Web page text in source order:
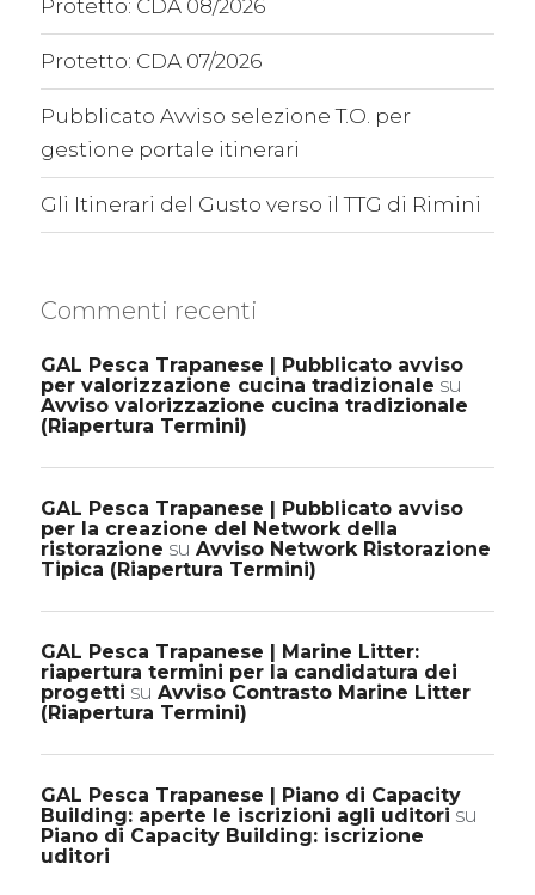
Protetto: CDA 08/2026
Protetto: CDA 07/2026
Pubblicato Avviso selezione T.O. per
gestione portale itinerari
Gli Itinerari del Gusto verso il TTG di Rimini
Commenti recenti
GAL Pesca Trapanese | Pubblicato avviso
per valorizzazione cucina tradizionale su
Avviso valorizzazione cucina tradizionale
(Riapertura Termini)
GAL Pesca Trapanese | Pubblicato avviso
per la creazione del Network della
ristorazione su Avviso Network Ristorazione
Tipica (Riapertura Termini)
GAL Pesca Trapanese | Marine Litter:
riapertura termini per la candidatura dei
progetti su Avviso Contrasto Marine Litter
(Riapertura Termini)
GAL Pesca Trapanese | Piano di Capacity
Building: aperte le iscrizioni agli uditori su
Piano di Capacity Building: iscrizione
uditori